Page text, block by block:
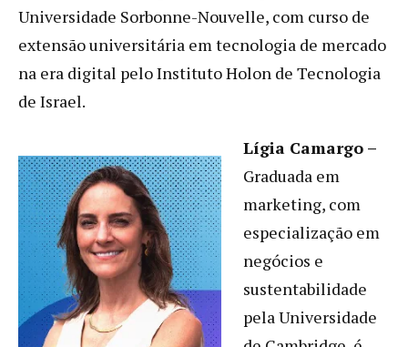
Universidade Sorbonne-Nouvelle, com curso de
extensão universitária em tecnologia de mercado
na era digital pelo Instituto Holon de Tecnologia
de Israel.
Lígia Camargo –
Graduada em
marketing, com
especialização em
negócios e
sustentabilidade
pela Universidade